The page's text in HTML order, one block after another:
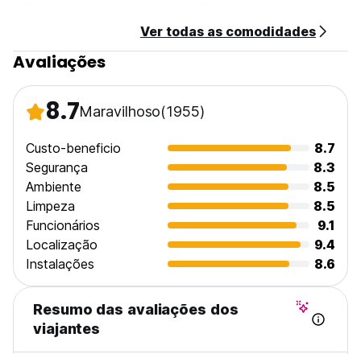
Ver todas as comodidades
Avaliações
8.7Maravilhoso(1955)
Custo-beneficio
8.7
Segurança
8.3
Ambiente
8.5
Limpeza
8.5
Funcionários
9.1
Localização
9.4
Instalações
8.6
Resumo das avaliações dos
viajantes